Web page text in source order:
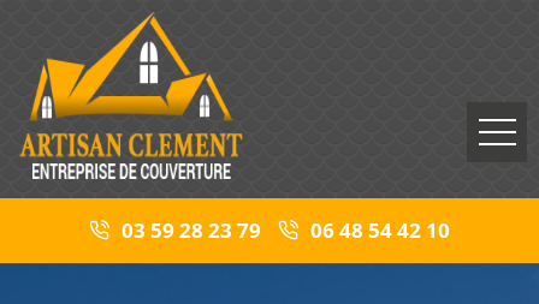
03 59 28 23 79 06 48 54 42 10